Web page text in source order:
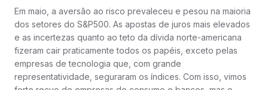
Em maio, a aversão ao risco prevaleceu e pesou na maioria
dos setores do S&P500. As apostas de juros mais elevados
e as incertezas quanto ao teto da dívida norte-americana
fizeram cair praticamente todos os papéis, exceto pelas
empresas de tecnologia que, com grande
representatividade, seguraram os índices. Com isso, vimos